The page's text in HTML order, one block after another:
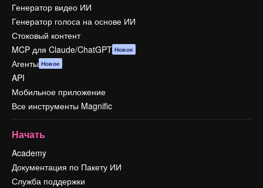
Генератор видео ИИ
Генератор голоса на основе ИИ
Стоковый контент
MCP для Claude/ChatGPT Новое
Агенты Новое
API
Мобильное приложение
Все инструменты Magnific
Начать
Academy
Документация по Пакету ИИ
Служба поддержки